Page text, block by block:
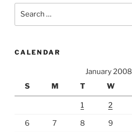
CALENDAR
January 2008
S
M T W
1 2
6 7 8 9